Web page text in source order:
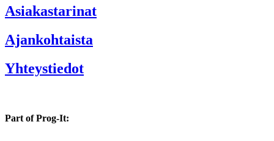
Asiakastarinat
Ajankohtaista
Yhteystiedot
Part of Prog-It: